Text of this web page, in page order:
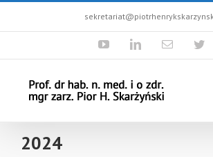
YoutubeLinkedinEmail
2024